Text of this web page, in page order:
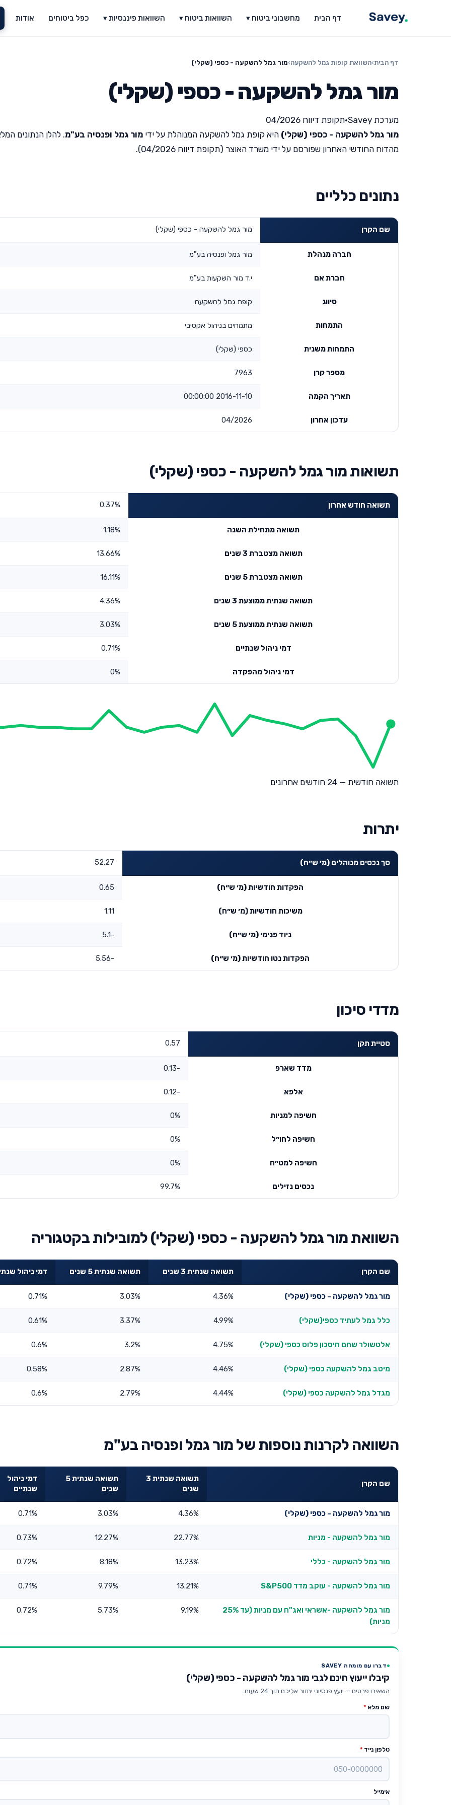
דף הבית מחשבוני ביטוח ▾ השוואות ביטוח ▾ השוואות פיננסיות ▾ כפל ביטוחים אודות
דף הבית›השוואת קופות גמל להשקעה›מור גמל להשקעה - כספי (שקלי)
מור גמל להשקעה - כספי (שקלי)
מערכת Savey •תקופת דיווח 04/2026
מור גמל להשקעה - כספי (שקלי) היא קופת גמל להשקעה המנוהלת על ידי מור גמל ופנסיה בע"מ. להלן הנתונים
מהדוח החודשי האחרון שפורסם על ידי משרד האוצר (תקופת דיווח 04/2026).
נתונים כלליים
שם הקרן מור גמל להשקעה - כספי (שקלי)
חברה מנהלת מור גמל ופנסיה בע"מ
חברת אם י.ד מור השקעות בע"מ
סיווג קופת גמל להשקעה
התמחות מתמחים בניהול אקטיבי
התמחות משנית כספי (שקלי)
מספר קרן 7963
תאריך הקמה 2016-11-10 00:00:00
עדכון אחרון 04/2026
תשואות מור גמל להשקעה - כספי (שקלי)
תשואה חודש אחרון 0.37%
תשואה מתחילת השנה 1.18%
תשואה מצטברת 3 שנים 13.66%
תשואה מצטברת 5 שנים 16.11%
תשואה שנתית ממוצעת 3 שנים 4.36%
תשואה שנתית ממוצעת 5 שנים 3.03%
דמי ניהול שנתיים 0.71%
דמי ניהול מהפקדה 0%
תשואה חודשית — 24 חודשים אחרונים
יתרות
סך נכסים מנוהלים (מ׳ ש״ח) 52.27
הפקדות חודשיות (מ׳ ש״ח) 0.65
משיכות חודשיות (מ׳ ש״ח) 1.11
ניוד פנימי (מ׳ ש״ח) -5.1
הפקדות נטו חודשיות (מ׳ ש״ח) -5.56
מדדי סיכון
סטיית תקן 0.57
מדד שארפ -0.13
אלפא -0.12
חשיפה למניות 0%
חשיפה לחו״ל 0%
חשיפה למט״ח 0%
נכסים נזילים 99.7%
השוואת מור גמל להשקעה - כספי (שקלי) למובילות בקטגוריה
שם הקרן תשואה שנתית 3 שנים תשואה שנתית 5 שנים דמי ניהול
מור גמל להשקעה - כספי (שקלי) 4.36%
3.03%
0.71%
כלל גמל לעתיד כספי(שקלי) 4.99%
3.37%
0.61%
אלטשולר שחם חיסכון פלוס כספי (שקלי) 4.75%
3.2%
0.6%
מיטב גמל להשקעה כספי (שקלי) 4.46%
2.87%
0.58%
מגדל גמל להשקעה כספי (שקלי) 4.44%
2.79%
0.6%
השוואה לקרנות נוספות של מור גמל ופנסיה בע"מ
שם הקרן
תשואה שנתית 3
שנים
תשואה שנתית 5
שנים
דמי ניהול
שנתיים
מור גמל להשקעה - כספי (שקלי) 4.36%
3.03%
0.71%
מור גמל להשקעה - מניות 22.77%
12.27%
0.73%
מור גמל להשקעה - כללי 13.23%
8.18%
0.72%
מור גמל להשקעה - עוקב מדד S&P500 13.21%
9.79%
0.71%
מור גמל להשקעה -אשראי ואג"ח עם מניות (עד 25%
מניות)
9.19%
5.73%
0.72%
דברו עם מומחה SAVEY
קיבלו ייעוץ חינם לגבי מור גמל להשקעה - כספי (שקלי)
השאירו פרטים — יועץ פנסיוני יחזור אליכם תוך 24 שעות.
שם מלא *
טלפון נייד *
אימייל